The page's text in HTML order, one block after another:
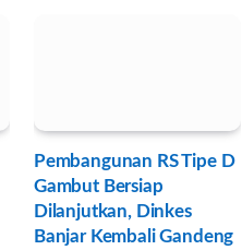
Pembangunan RS Tipe D
Gambut Bersiap
Dilanjutkan, Dinkes
Banjar Kembali Gandeng